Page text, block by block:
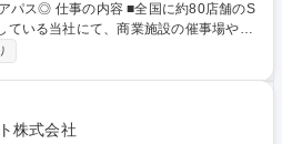
約80店舗のS
いる当社にて、商業施設の催事場や携
企画運営をお任せします。 【具体的
ンクショ
上場G/キャリアパス◎
株式会社